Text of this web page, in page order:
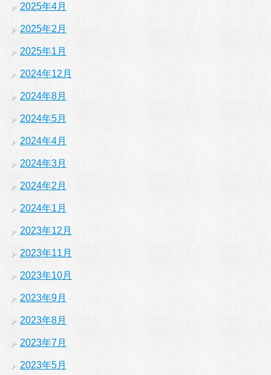
2025年4月
2025年2月
2025年1月
2024年12月
2024年8月
2024年5月
2024年4月
2024年3月
2024年2月
2024年1月
2023年12月
2023年11月
2023年10月
2023年9月
2023年8月
2023年7月
2023年5月